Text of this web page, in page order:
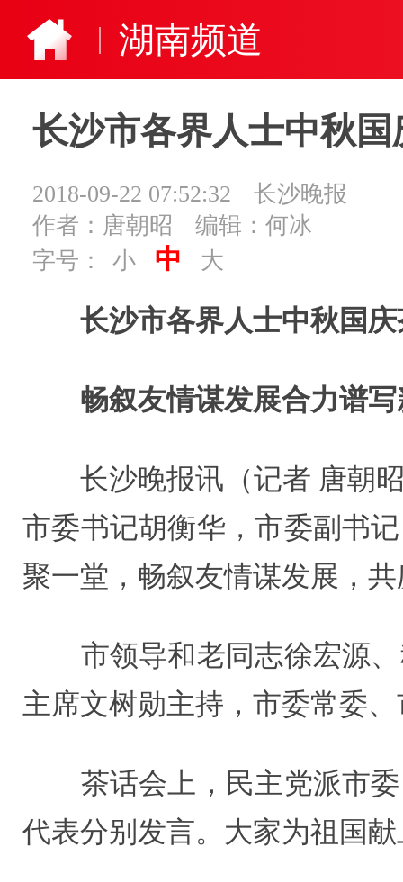
湖南频道
长沙市各界人士中秋
2018-09-22 07:52:32
长沙晚报
作者：唐朝昭
编辑：何冰
字号：
小 中 大
长沙市各界人士中秋国
畅叙友情谋发展合力谱写
长沙晚报讯（记者 唐朝昭
市委书记胡衡华，市委副书
聚一堂，畅叙友情谋发展，
市领导和老同志徐宏源、
主席文树勋主持，市委常委
茶话会上，民主党派市委
代表分别发言。大家为祖国